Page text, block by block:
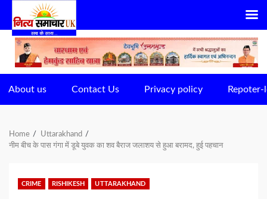
Skip
content
About us Contact Us Privacy policy Repoter-
Home
Uttarakhand
नीम बीच के पास गंगा में डूबे युवक का शव बैराज जलाशय से हुआ बरामद, हुई पहचान
CRIME RISHIKESH UTTARAKHAND